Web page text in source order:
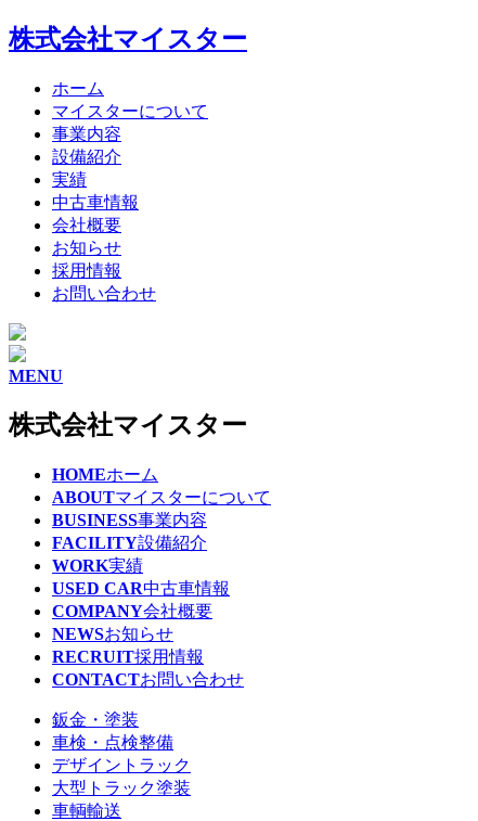
株式会社マイスター
ホーム
マイスターについて
事業内容
設備紹介
実績
中古車情報
会社概要
お知らせ
採用情報
お問い合わせ
MENU
株式会社マイスター
HOMEホーム
ABOUTマイスターについて
BUSINESS事業内容
FACILITY設備紹介
WORK実績
USED CAR中古車情報
COMPANY会社概要
NEWSお知らせ
RECRUIT採用情報
CONTACTお問い合わせ
鈑金・塗装
車検・点検整備
デザイントラック
大型トラック塗装
車輌輸送